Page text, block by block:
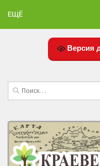
ЕЩЁ
Версия
Найти: